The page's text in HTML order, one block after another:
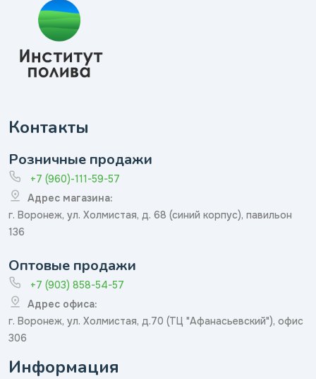
Контакты
Розничные продажи
+7 (960)-111-59-57
Адрес магазина:
г. Воронеж, ул. Холмистая, д. 68 (синий корпус), павильон
136
Оптовые продажи
+7 (903) 858-54-57
Адрес офиса:
г. Воронеж, ул. Холмистая, д.70 (ТЦ "Афанасьевский"), офис
306
Информация